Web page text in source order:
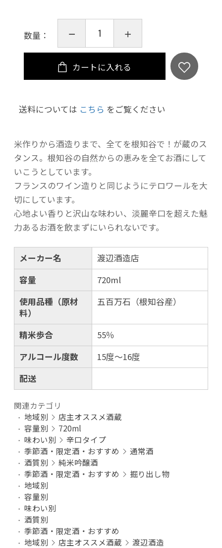
数量：
カートに入れる
送料については こちら をご覧ください
米作りから酒造りまで、全てを根知谷で！が蔵のス
タンス。根知谷の自然からの恵みを全てお酒にして
いこうとしています。
フランスのワイン造りと同じようにテロワールを大
切にしています。
心地よい香りと沢山な味わい、淡麗辛口を超えた魅
力あるお酒を飲まずにいられないです。
お買い物を続ける カートへ進む
メーカー名
渡辺酒造店
容量
720ml
使用品種（原材
料）
五百万石（根知谷産）
精米歩合
55％
アルコール度数
15度～16度
配送
関連カテゴリ
地域別
店主オススメ酒蔵
容量別
720ml
味わい別
辛口タイプ
季節酒・限定酒・おすすめ
通常酒
酒質別
純米吟醸酒
季節酒・限定酒・おすすめ
掘り出し物
地域別
容量別
味わい別
酒質別
季節酒・限定酒・おすすめ
地域別
店主オススメ酒蔵 渡辺酒造